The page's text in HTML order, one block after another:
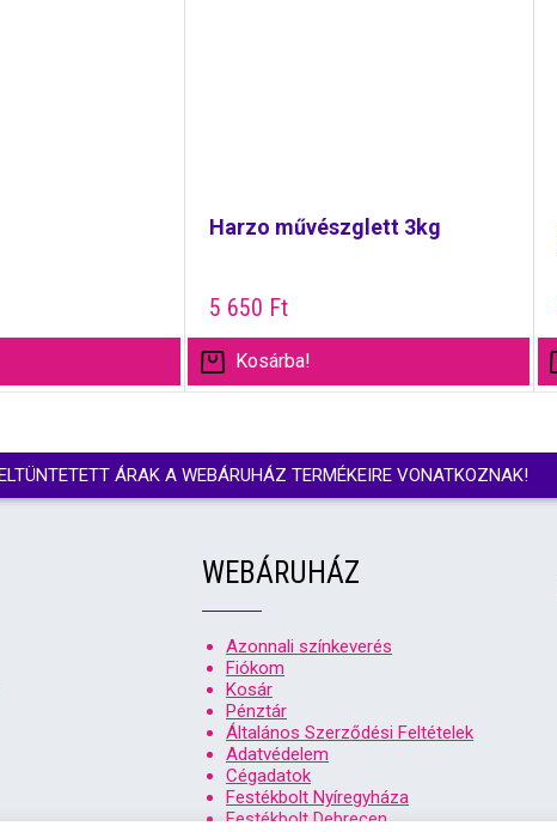
Harzo művészglett 3kg
5 650 Ft
Kosárba!
ÁRAK A WEBÁRUHÁZ TERMÉKEIRE VONATKOZNAK!
WEBÁRUHÁZ
Azonnali színkeverés
Fiókom
Kosár
Pénztár
Általános Szerződési Feltételek
Adatvédelem
Cégadatok
Festékbolt Nyíregyháza
Festékbolt Debrecen